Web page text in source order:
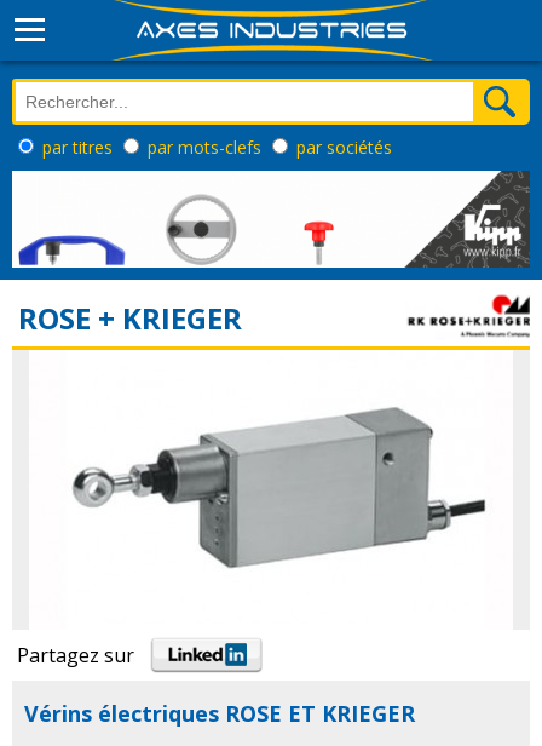
par titres par mots-clefs par sociétés
ROSE + KRIEGER
Partagez sur
Vérins électriques ROSE ET KRIEGER